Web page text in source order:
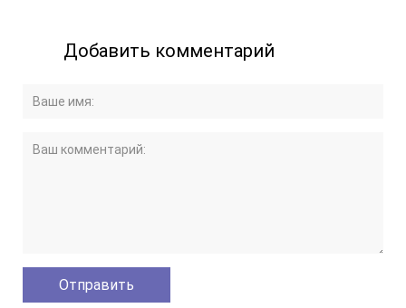
Добавить комментарий